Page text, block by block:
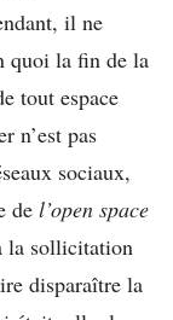
il ne
quoi la fin de la
tout espace
n’est pas
sociaux,
de l’open space
la sollicitation
disparaître la